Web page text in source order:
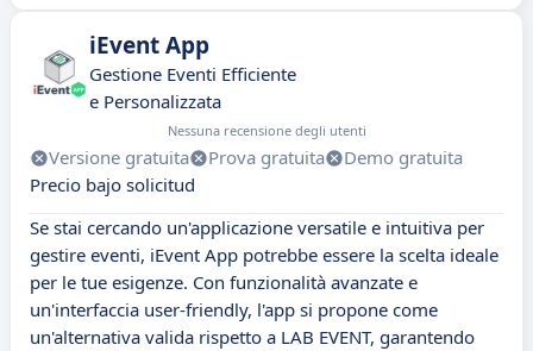
iEvent App
Gestione Eventi Efficiente
e Personalizzata
Nessuna recensione degli utenti
Versione gratuita Prova gratuita
Demo gratuita
Precio bajo solicitud
Se stai cercando un'applicazione versatile e intuitiva per
gestire eventi, iEvent App potrebbe essere la scelta ideale
per le tue esigenze. Con funzionalità avanzate e
un'interfaccia user-friendly, l'app si propone come
un'alternativa valida rispetto a LAB EVENT, garantendo